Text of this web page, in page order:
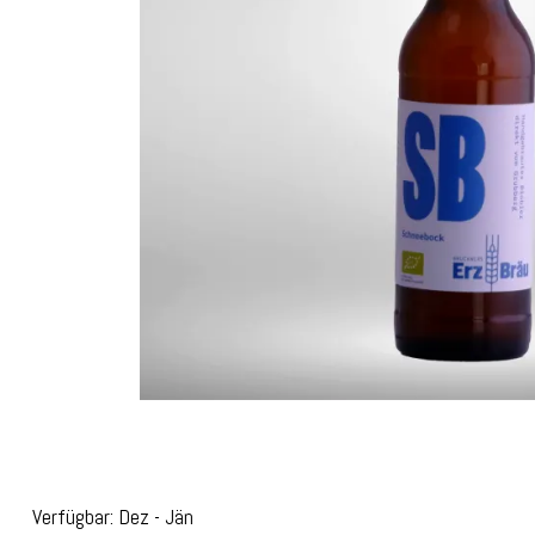
Verfügbar: Dez - Jän